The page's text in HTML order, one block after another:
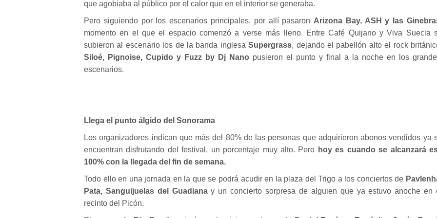
que agobiaba al público por el calor que en el interior se generaba.
Pero siguiendo por los escenarios principales, por allí pasaron Arizona Bay, ASH y las
momento en el que el espacio comenzó a verse más lleno. Entre Café Quijano y Viva Suecia
subieron al escenario los de la banda inglesaSupergrass, dejando el pabellón alto el rock
Siloé, Pignoise, Cupido y Fuzz by Dj Nano pusieron el punto y final a la noche en los
escenarios.
Llega el punto álgido del Sonorama
Los organizadores indican que más del 80% de las personas que adquirieron abonos vendidos ya
encuentran disfrutando del festival, un porcentaje muy alto. Pero hoy es cuando se alcanzará
100% con la llegada del fin de semana.
Todo ello en una jornada en la que se podrá acudir en la plaza del Trigo a los conciertos de
Pata, Sanguijuelas del Guadianay un concierto sorpresa de alguien que ya estuvo anoche en
recinto del Picón.